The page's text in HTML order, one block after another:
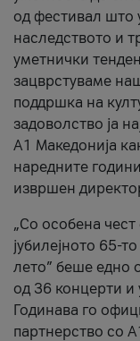
од фестивал што
наследството и
уметнички
зацврстуваме
поддршка на
задоволство ја
A1 Македонија
наредните
извршен
„Со особена
јубилејното 65-
лето” беше едно
од 36 концерти и
Годинава го
партнерство со